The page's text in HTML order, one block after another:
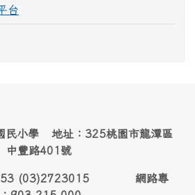
台
民小學 地址：325桃園市龍潭區
中豐路401號
(03)2723015 網路專